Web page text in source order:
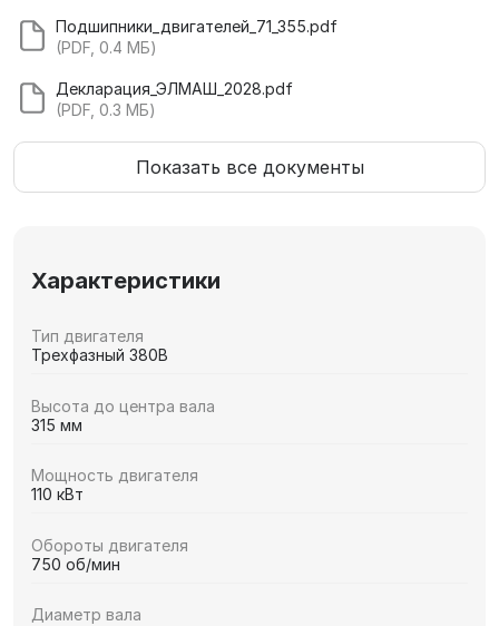
Подшипники_двигателей_71_355.pdf
(PDF, 0.4 МБ)
Декларация_ЭЛМАШ_2028.pdf
(PDF, 0.3 МБ)
Показать все документы
Характеристики
Тип двигателя
Трехфазный 380В
Высота до центра вала
315 мм
Мощность двигателя
110 кВт
Обороты двигателя
750 об/мин
Диаметр вала